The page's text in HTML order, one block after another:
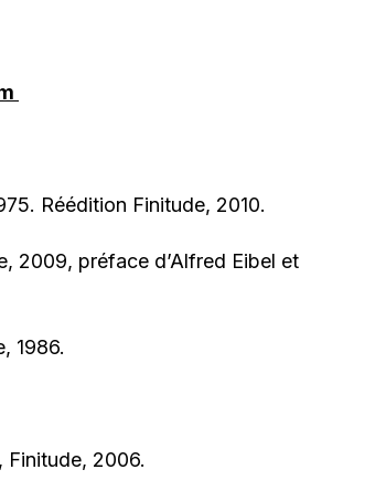
Réédition Finitude, 2010.
2009, préface d’Alfred Eibel et
1986.
Finitude, 2006.